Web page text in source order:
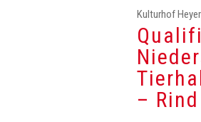
Kulturhof
– Rind